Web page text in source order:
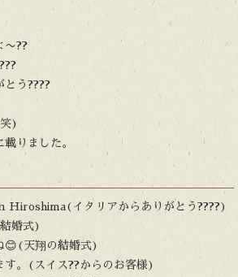
〜??
とう????
)
りました。
Hiroshima(イタリアからありがとう????)
婚式)
😊(天翔の結婚式)
す。(スイス??からのお客様)